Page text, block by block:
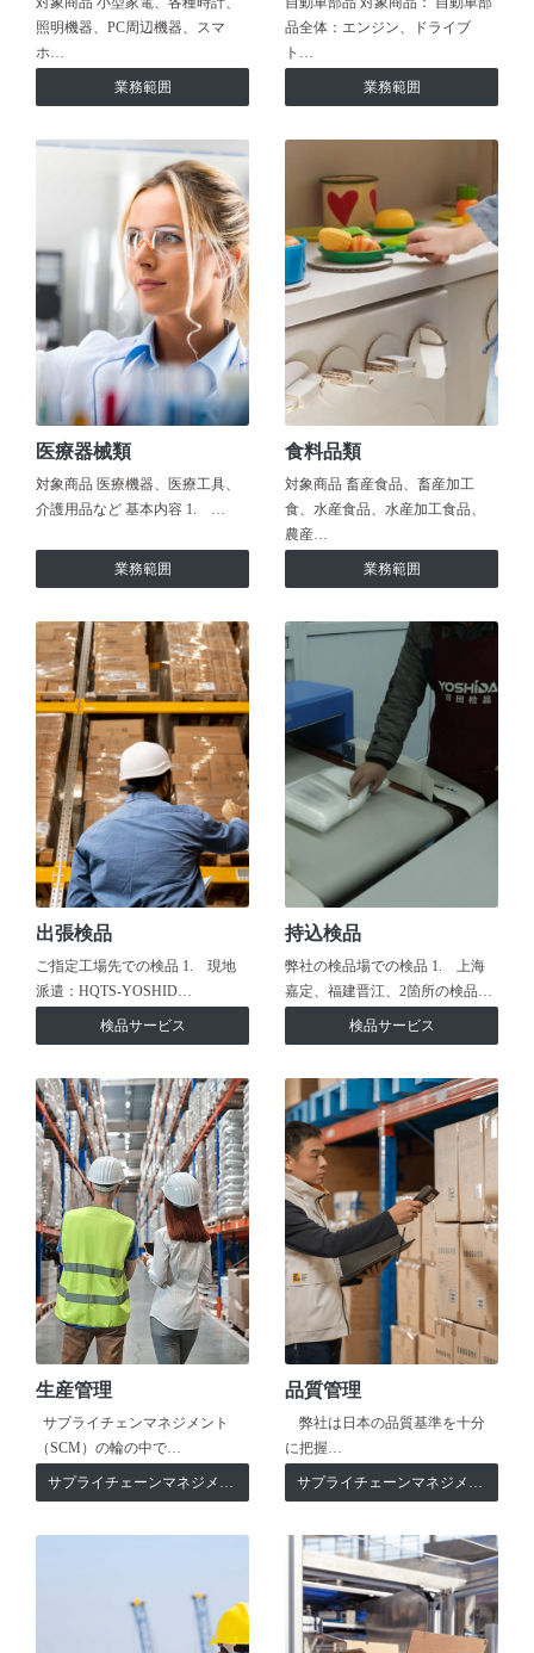
照明機器、PC周辺機器、スマ
ホ…
業務範囲
品全体：エンジン、ドライブ
ト…
業務範囲
医療器械類
対象商品 医療機器、医療工具、
介護用品など 基本内容 1. …
業務範囲
食料品類
対象商品 畜産食品、畜産加工
食、水産食品、水産加工食品、
農産…
業務範囲
出張検品
ご指定工場先での検品 1. 現地
派遣：HQTS-YOSHID…
検品サービス
持込検品
弊社の検品場での検品 1. 上海
嘉定、福建晋江、2箇所の検品…
検品サービス
生産管理
サプライチェンマネジメント
（SCM）の輪の中で…
サプライチェーンマネジメント
品質管理
弊社は日本の品質基準を十分
に把握…
サプライチェーンマネジメント